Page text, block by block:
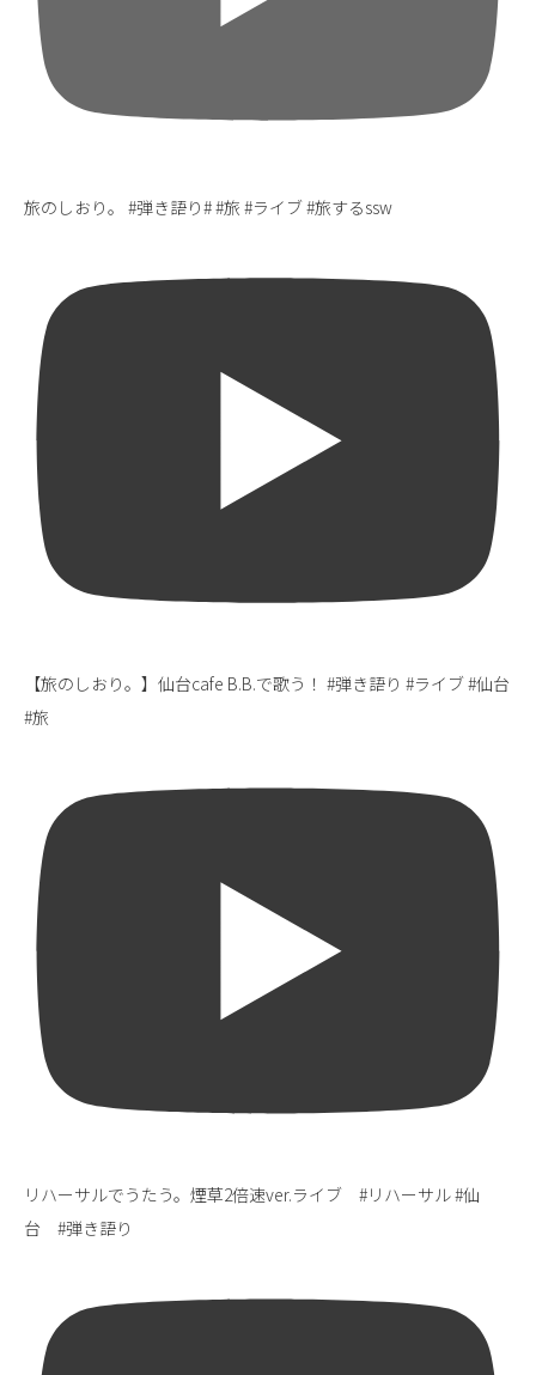
旅のしおり。 #弾き語り# #旅 #ライブ #旅するssw
【旅のしおり。】仙台cafe B.B.で歌う！ #弾き語り #ライブ #仙台
#旅
リハーサルでうたう。煙草2倍速ver.ライブ #リハーサル #仙
台 #弾き語り